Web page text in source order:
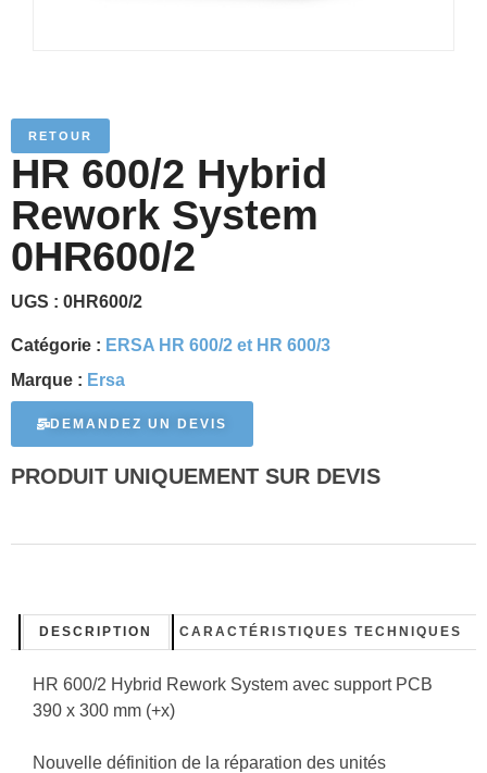
RETOUR
HR 600/2 Hybrid
Rework System
0HR600/2
UGS : 0HR600/2
Catégorie : ERSA HR 600/2 et HR 600/3
Marque : Ersa
DEMANDEZ UN DEVIS
PRODUIT UNIQUEMENT SUR DEVIS
DESCRIPTION CARACTÉRISTIQUES TECHNIQUES
HR 600/2 Hybrid Rework System avec support PCB
390 x 300 mm (+x)
Nouvelle définition de la réparation des unités